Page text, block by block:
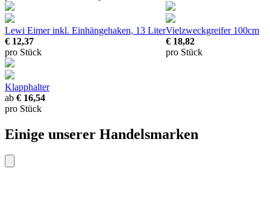
Lewi Eimerinkl. Einhängehaken, 13 Liter
€ 12,37
pro Stück
Vielzweckgreifer 100cm
€ 18,82
pro Stück
Klapphalter
ab € 16,54
pro Stück
Einige unserer Handelsmarken